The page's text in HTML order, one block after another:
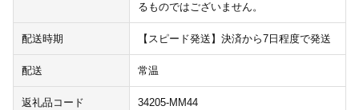
るものではございません。
配送時期 【スピード発送】決済から7日程度で発送
配送 常温
返礼品コード 34205-MM44